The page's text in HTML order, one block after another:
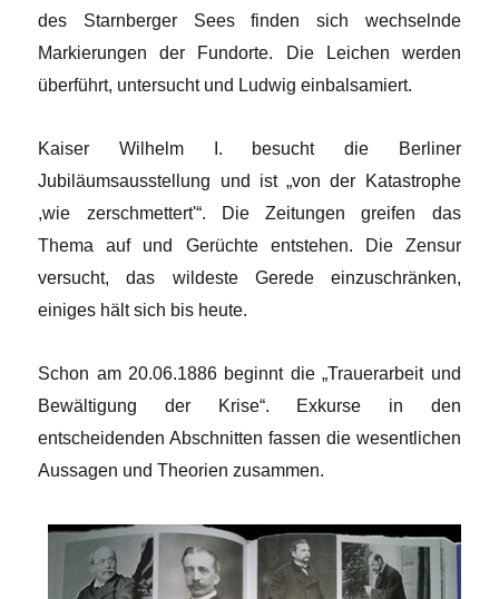
des Starnberger Sees finden sich wechselnde
Markierungen der Fundorte. Die Leichen werden
überführt, untersucht und Ludwig einbalsamiert.
Kaiser Wilhelm I. besucht die Berliner
Jubiläumsausstellung und ist „von der Katastrophe
,wie zerschmettert'“. Die Zeitungen greifen das
Thema auf und Gerüchte entstehen. Die Zensur
versucht, das wildeste Gerede einzuschränken,
einiges hält sich bis heute.
Schon am 20.06.1886 beginnt die „Trauerarbeit und
Bewältigung der Krise“. Exkurse in den
entscheidenden Abschnitten fassen die wesentlichen
Aussagen und Theorien zusammen.